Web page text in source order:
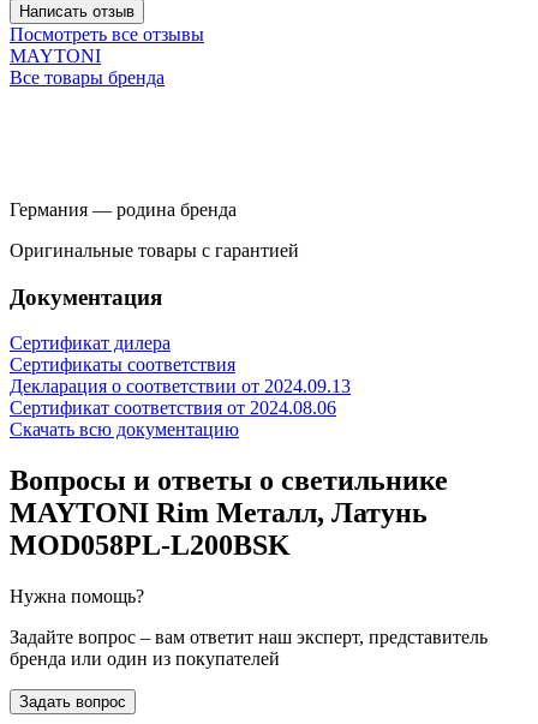
Написать отзыв
Посмотреть все отзывы
MAYTONI
Все товары бренда
Германия — родина бренда
Оригинальные товары c гарантией
Документация
Сертификат дилера
Сертификаты соответствия
Декларация о соответствии от 2024.09.13
Сертификат соответствия от 2024.08.06
Скачать всю документацию
Вопросы и ответы о светильнике
MAYTONI Rim Металл, Латунь
MOD058PL-L200BSK
Нужна помощь?
Задайте вопрос – вам ответит наш эксперт, представитель
бренда или один из покупателей
Задать вопрос